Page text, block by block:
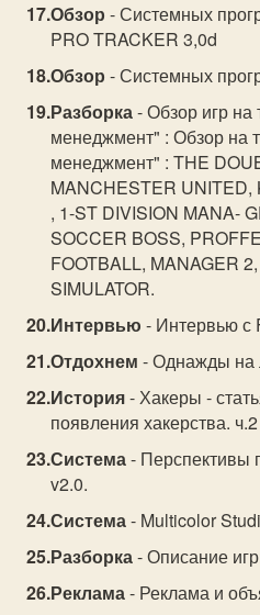
Обзор - Системных
PRO TRACKER 3,0d
Обзор - Системных
Разборка- Обзор игр
менеджмент" : Обзор на
менеджмент" : THE
MANCHESTER UNITED,
, 1-ST DIVISION MANA-
SOCCER BOSS,
FOOTBALL, MANAGER
SIMULATOR.
Интервью - Интервью с
Отдохнем - Однажды на
История- Хакеры -
появления хакерства. ч.2
Система- Перспективы
v2.0.
Система- Multicolor
Разборка- Описание
Реклама- Реклама и